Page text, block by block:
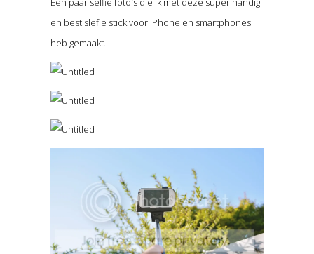
en best slefie stick voor iPhone en smartphones
heb gemaakt.